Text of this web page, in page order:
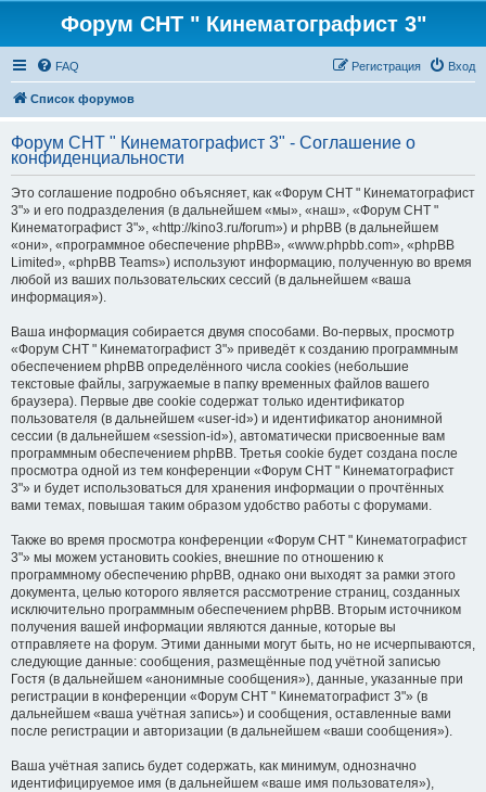
Форум СНТ " Кинематографист 3"
FAQ Вход
Регистрация
Список форумов
Форум СНТ " Кинематографист 3" - Соглашение о
конфиденциальности
Это соглашение подробно объясняет, как «Форум СНТ " Кинематографист
3"» и его подразделения (в дальнейшем «мы», «наш», «Форум СНТ "
Кинематографист 3"», «http://kino3.ru/forum») и phpBB (в дальнейшем
«они», «программное обеспечение phpBB», «www.phpbb.com», «phpBB
Limited», «phpBB Teams») используют информацию, полученную во время
любой из ваших пользовательских сессий (в дальнейшем «ваша
информация»).
Ваша информация собирается двумя способами. Во-первых, просмотр
«Форум СНТ " Кинематографист 3"» приведёт к созданию программным
обеспечением phpBB определённого числа cookies (небольшие
текстовые файлы, загружаемые в папку временных файлов вашего
браузера). Первые две cookie содержат только идентификатор
пользователя (в дальнейшем «user-id») и идентификатор анонимной
сессии (в дальнейшем «session-id»), автоматически присвоенные вам
программным обеспечением phpBB. Третья cookie будет создана после
просмотра одной из тем конференции «Форум СНТ " Кинематографист
3"» и будет использоваться для хранения информации о прочтённых
вами темах, повышая таким образом удобство работы с форумами.
Также во время просмотра конференции «Форум СНТ " Кинематографист
3"» мы можем установить cookies, внешние по отношению к
программному обеспечению phpBB, однако они выходят за рамки этого
документа, целью которого является рассмотрение страниц, созданных
исключительно программным обеспечением phpBB. Вторым источником
получения вашей информации являются данные, которые вы
отправляете на форум. Этими данными могут быть, но не исчерпываются,
следующие данные: сообщения, размещённые под учётной записью
Гостя (в дальнейшем «анонимные сообщения»), данные, указанные при
регистрации в конференции «Форум СНТ " Кинематографист 3"» (в
дальнейшем «ваша учётная запись») и сообщения, оставленные вами
после регистрации и авторизации (в дальнейшем «ваши сообщения»).
Ваша учётная запись будет содержать, как минимум, однозначно
идентифицируемое имя (в дальнейшем «ваше имя пользователя»),